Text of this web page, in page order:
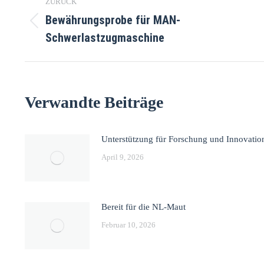
Bewährungsprobe für MAN-
Schwerlastzugmaschine
Verwandte Beiträge
Unterstützung für Forschung und
April 9, 2026
Bereit für die NL-Maut
Februar 10, 2026